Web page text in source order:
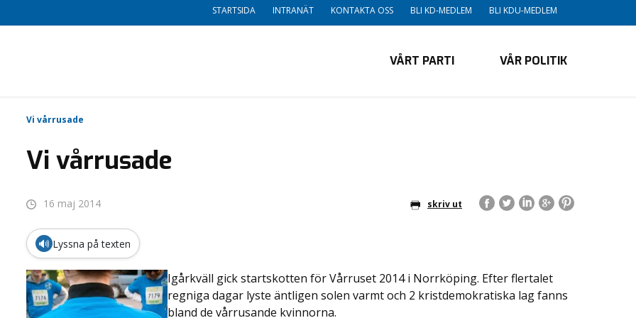
STARTSIDA INTRANÄT KONTAKTA OSS BLI KD-MEDLEM BLI KDU-MEDLEM
VÅRT PARTI VÅR POLITIK
Vi vårrusade
Vi vårrusade
16 maj 2014 skriv ut
🔊 Lyssna på texten
Igårkväll gick startskotten för Vårruset 2014 i Norrköping. Efter flertalet
regniga dagar lyste äntligen solen varmt och 2 kristdemokratiska lag fanns
bland de vårrusande kvinnorna.